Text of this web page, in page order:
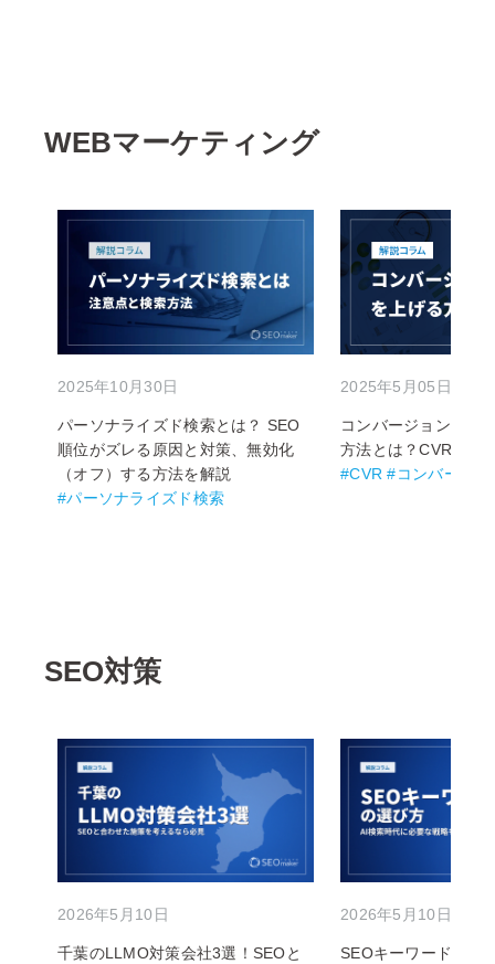
WEBマーケティング
2025年10月30日
パーソナライズド検索とは？ SEO
順位がズレる原因と対策、無効化
（オフ）する方法を解説
#パーソナライズド検索
2025年5月05日
コンバージョン率（
方法とは？CVRの改
#CVR #コンバージョ
SEO対策
2026年5月10日
千葉のLLMO対策会社3選！SEOと
2026年5月10日
SEOキーワードの選